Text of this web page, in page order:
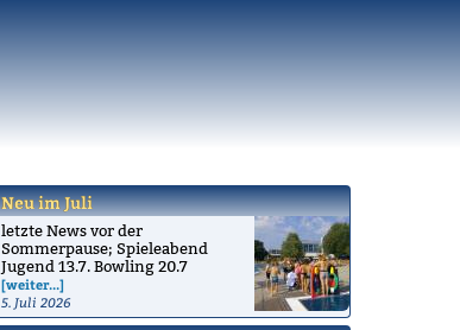
Neu im Juli
letzte News vor der
Sommerpause; Spieleabend
Jugend 13.7. Bowling 20.7
[weiter...]
5. Juli 2026